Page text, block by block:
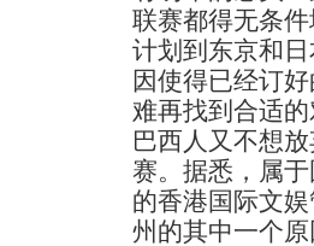
联赛都得无条
计划到东京和
因使得已经订
难再找到合适
巴西人又不想
赛。据悉，属
的香港国际文
州的其中一个原